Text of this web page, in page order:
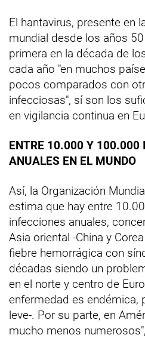
El hantavirus, presente en
mundial desde los años
primera en la década de
cada año "en muchos
pocos comparados con
infecciosas", sí son los
en vigilancia continua en
ENTRE 10.000 Y 100.000
ANUALES EN EL MUNDO
Así, la Organización
estima que hay entre
infecciones anuales,
Asia oriental -China y
fiebre hemorrágica con
décadas siendo un
en el norte y centro de
enfermedad es endémica,
leve-. Por su parte, en
mucho menos